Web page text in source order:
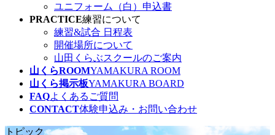
ユニフォーム（白）申込書
PRACTICE練習について
練習&試合 日程表
開催場所について
山田くらぶスクールのご案内
山くらROOMYAMAKURA ROOM
山くら掲示板YAMAKURA BOARD
FAQよくあるご質問
CONTACT体験申込み・お問い合わせ
トピック